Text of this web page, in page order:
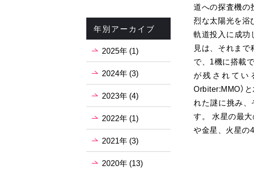
年別アーカイブ
2025年 (1)
2024年 (3)
2023年 (4)
2022年 (1)
2021年 (3)
2020年 (13)
道への探査機の
烈な太陽光を浴
軌道投入に成功
見は、それまで
で、1機に搭載
が残されてい
Orbiter:MMO）
れた謎に挑み、
す。 水星の最
や金星、火星の